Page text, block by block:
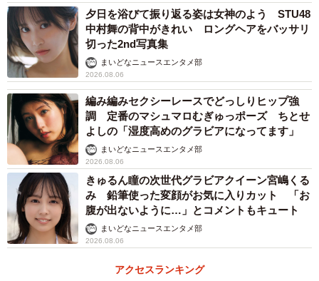
4/7
今後のキャリアに関する考え方（提供画像）
夕日を浴びて振り返る姿は女神のよう STU48
中村舞の背中がきれい ロングヘアをバッサリ
切った2nd写真集
まいどなニュースエンタメ部
2026.08.06
編み編みセクシーレースでどっしりヒップ強
調 定番のマシュマロむぎゅっポーズ ちとせ
よしの「湿度高めのグラビアになってます」
まいどなニュースエンタメ部
2026.08.06
きゅるん瞳の次世代グラビアクイーン宮嶋くる
み 鉛筆使った変顔がお気に入りカット 「お
腹が出ないように…」とコメントもキュート
まいどなニュースエンタメ部
2026.08.06
アクセスランキング